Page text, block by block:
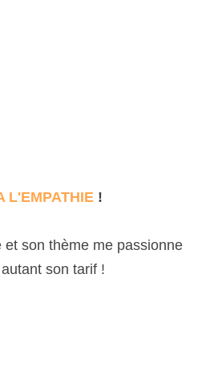
L'EMPATHIE !
et son thème me passionne
son tarif !